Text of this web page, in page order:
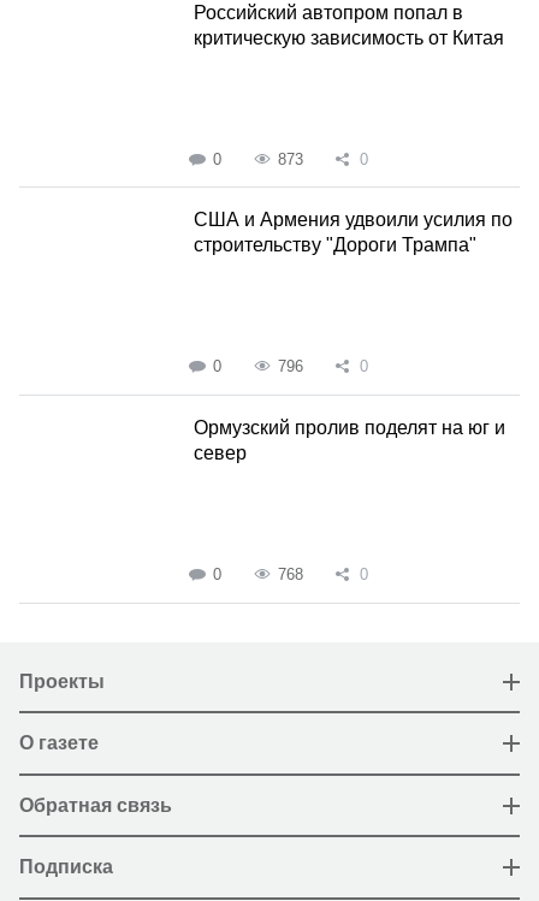
Российский автопром попал в
критическую зависимость от Китая
0 873 0
США и Армения удвоили усилия по
строительству "Дороги Трампа"
0 796 0
Ормузский пролив поделят на юг и
север
0 768 0
Проекты
О газете
Обратная связь
Подписка